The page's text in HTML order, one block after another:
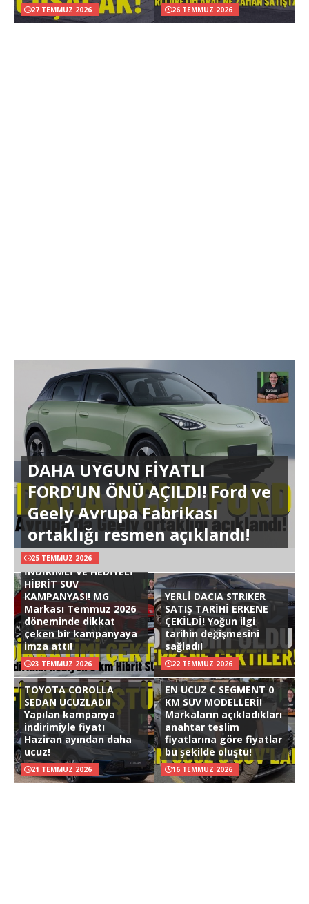
27 TEMMUZ 2026 26 TEMMUZ 2026
DAHA UYGUN FİYATLI
FORD’UN ÖNÜ AÇILDI! Ford ve
Geely Avrupa Fabrikası
ortaklığı resmen açıklandı!
25 TEMMUZ 2026
İNDİRİMLİ VE HEDİYELİ
HİBRİT SUV
KAMPANYASI! MG
Markası Temmuz 2026
döneminde dikkat
çeken bir kampanyaya
imza attı!
23 TEMMUZ 2026
YERLİ DACIA STRIKER
SATIŞ TARİHİ ERKENE
ÇEKİLDİ! Yoğun ilgi
tarihin değişmesini
sağladı!
22 TEMMUZ 2026
TOYOTA COROLLA
SEDAN UCUZLADI!
Yapılan kampanya
indirimiyle fiyatı
Haziran ayından daha
ucuz!
21 TEMMUZ 2026
EN UCUZ C SEGMENT 0
KM SUV MODELLERİ!
Markaların açıkladıkları
anahtar teslim
fiyatlarına göre fiyatlar
bu şekilde oluştu!
16 TEMMUZ 2026